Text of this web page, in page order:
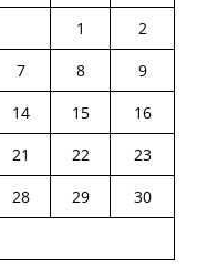
1
2
7 8
9
14 15
16
21 22
23
28 29
30